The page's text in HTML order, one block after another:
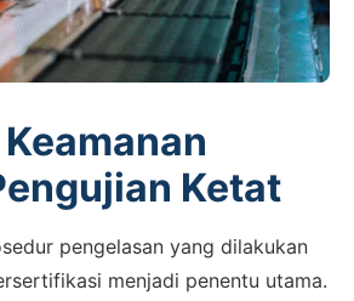
Ketat
pengelasan yang dilakukan
menjadi penentu utama.